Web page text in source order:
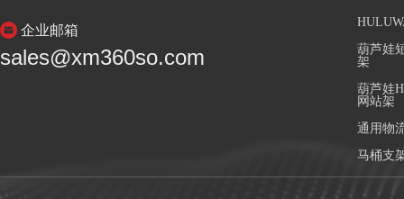
企业邮箱
sales@xm360so.com
葫芦娃
架
葫芦娃
网站架
通用物
马桶支